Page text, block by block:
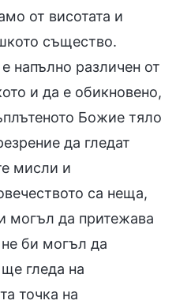
от висотата и
същество.
напълно различен от
и да е обикновено,
Божие тяло
да гледат
мисли и
са неща,
могъл да притежава
би могъл да
гледа на
точка на